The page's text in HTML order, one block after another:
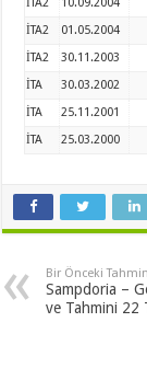
İTA2
01.05.2004
İTA2
30.11.2003
İTA
30.03.2002
İTA
25.11.2001
İTA
25.03.2000
Bir Önceki Tahmin
Sampdoria –
ve Tahmini 22